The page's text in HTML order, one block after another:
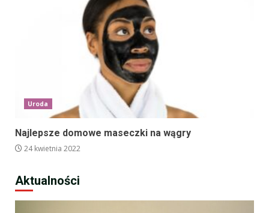
Uroda
Najlepsze domowe maseczki na wągry
24 kwietnia 2022
Aktualności